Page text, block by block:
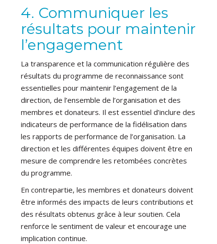
4. Communiquer les
résultats pour maintenir
l’engagement
La transparence et la communication régulière des
résultats du programme de reconnaissance sont
essentielles pour maintenir l’engagement de la
direction, de l’ensemble de l’organisation et des
membres et donateurs. Il est essentiel d’inclure des
indicateurs de performance de la fidélisation dans
les rapports de performance de l’organisation. La
direction et les différentes équipes doivent être en
mesure de comprendre les retombées concrètes
du programme.
En contrepartie, les membres et donateurs doivent
être informés des impacts de leurs contributions et
des résultats obtenus grâce à leur soutien. Cela
renforce le sentiment de valeur et encourage une
implication continue.